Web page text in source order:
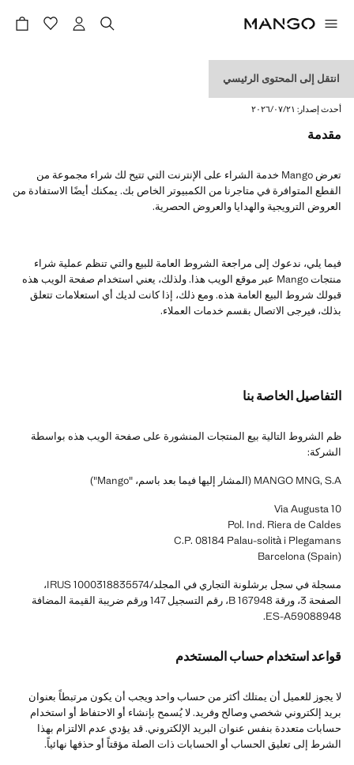
انتقل إلى المحتوى الرئيسي
البنود والشروط
أحدث إصدار: ٢١‏/٠٧‏/٢٠٢٦
مقدمة
تعرض Mango خدمة الشراء على الإنترنت التي تتيح لك شراء مجموعة من
القطع المتوافرة في متاجرنا من الكمبيوتر الخاص بك. يمكنك أيضًا الاستفادة من
العروض الترويجية والهدايا والعروض الحصرية.
فيما يلي، ندعوك إلى مراجعة الشروط العامة للبيع والتي تنظم عملية شراء
منتجات Mango عبر موقع الويب هذا. ولذلك، يعني استخدام صفحة الويب هذه
قبولك شروط البيع العامة هذه. ومع ذلك، إذا كانت لديك أي استعلامات تتعلق
بذلك، فيرجى الاتصال بقسم خدمات العملاء.
التفاصيل الخاصة بنا
ظم الشروط التالية بيع المنتجات المنشورة على صفحة الويب هذه بواسطة
الشركة:
MANGO MNG, S.A (المشار إليها فيما بعد باسم، "Mango")
Via Augusta 10
Pol. Ind. Riera de Caldes
C.P. 08184 Palau-solità i Plegamans
Barcelona (Spain)
مسجلة في سجل برشلونة التجاري في المجلد/IRUS 1000318835574،
الصفحة 3، ورقة B 167948، رقم التسجيل 147 ورقم ضريبة القيمة المضافة
ES-A59088948.
قواعد استخدام حساب المستخدم
لا يجوز للعميل أن يمتلك أكثر من حساب واحد ويجب أن يكون مرتبطاً بعنوان
بريد إلكتروني شخصي وصالح وفريد. لا يُسمح بإنشاء أو الاحتفاظ أو استخدام
حسابات متعددة بنفس عنوان البريد الإلكتروني. قد يؤدي عدم الالتزام بهذا
الشرط إلى تعليق الحساب أو الحسابات ذات الصلة مؤقتاً أو حذفها نهائياً.